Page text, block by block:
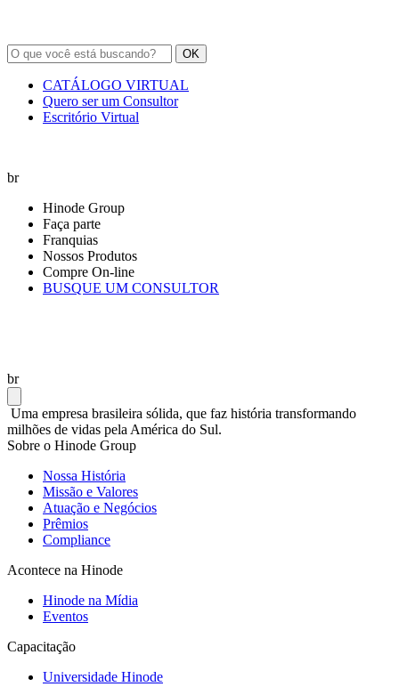
OK
CATÁLOGO VIRTUAL
Quero ser um Consultor
Escritório Virtual
br
Hinode Group
Faça parte
Franquias
Nossos Produtos
Compre On-line
BUSQUE UM CONSULTOR
br
Uma empresa brasileira sólida, que faz história transformando
milhões de vidas pela América do Sul.
Sobre o Hinode Group
Nossa História
Missão e Valores
Atuação e Negócios
Prêmios
Compliance
Acontece na Hinode
Hinode na Mídia
Eventos
Capacitação
Universidade Hinode